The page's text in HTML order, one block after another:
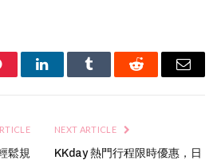
LinkedInTumblr Reddit Email
鬆規
NEXT ARTICLE
KKday 熱門行程限時優惠，日